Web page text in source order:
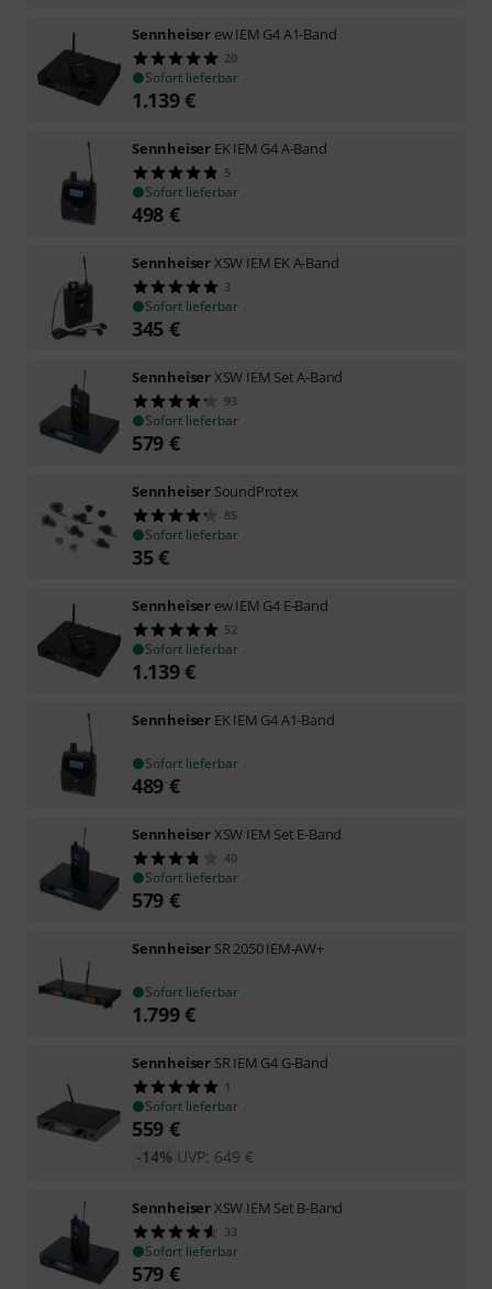
Sennheiser ew IEM G4 A1-Band
20
Sofort lieferbar
1.139€
Sennheiser EK IEM G4 A-Band
5
Sofort lieferbar
498 €
SennheiserXSW IEM EK A-Band
3
Sofort lieferbar
345 €
SennheiserXSW IEM Set A-Band
93
Sofort lieferbar
579 €
Sennheiser SoundProtex
85
Sofort lieferbar
35€
Sennheiser ew IEM G4 E-Band
52
Sofort lieferbar
1.139€
Sennheiser EK IEM G4 A1-Band
Sofort lieferbar
489 €
SennheiserXSW IEM Set E-Band
40
Sofort lieferbar
579 €
Sennheiser SR 2050 IEM-AW+
Sofort lieferbar
1.799€
Sennheiser SR IEM G4 G-Band
1
Sofort lieferbar
559 €
UVP: 649 €
-14%
SennheiserXSW IEM Set B-Band
33
Sofort lieferbar
579 €